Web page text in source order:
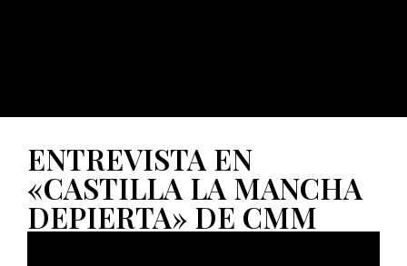
ENTREVISTA EN
«CASTILLA LA MANCHA
DEPIERTA» DE CMM